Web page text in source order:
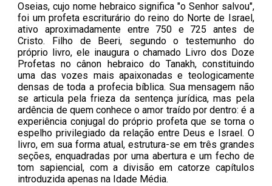
Oseias, cujo nome hebraico significa "o Senhor salvou",
foi um profeta escriturário do reino do Norte de Israel,
ativo aproximadamente entre 750 e 725 antes de
Cristo. Filho de Beeri, segundo o testemunho do
próprio livro, ele inaugura o chamado Livro dos Doze
Profetas no cânon hebraico do Tanakh, constituindo
uma das vozes mais apaixonadas e teologicamente
densas de toda a profecia bíblica. Sua mensagem não
se articula pela frieza da sentença jurídica, mas pela
ardência de quem conhece o amor traído por dentro: é a
experiência conjugal do próprio profeta que se torna o
espelho privilegiado da relação entre Deus e Israel. O
livro, em sua forma atual, estrutura-se em três grandes
seções, enquadradas por uma abertura e um fecho de
tom sapiencial, com a divisão em catorze capítulos
introduzida apenas na Idade Média.